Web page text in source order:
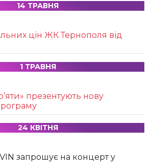
14 ТРАВНЯ
цін ЖК Тернополя від
1 ТРАВНЯ
презентують нову
24 КВІТНЯ
запрошує на концерт у